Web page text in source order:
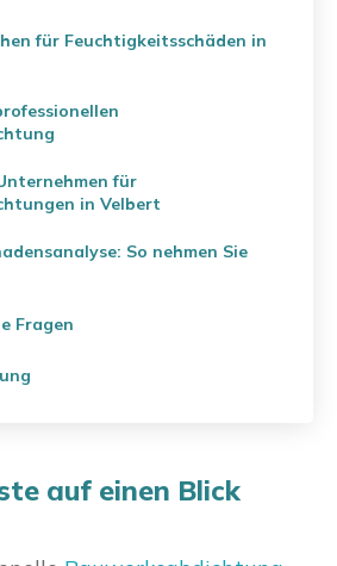
für Feuchtigkeitsschäden in
für
in Velbert
So nehmen Sie
Fragen
auf einen Blick